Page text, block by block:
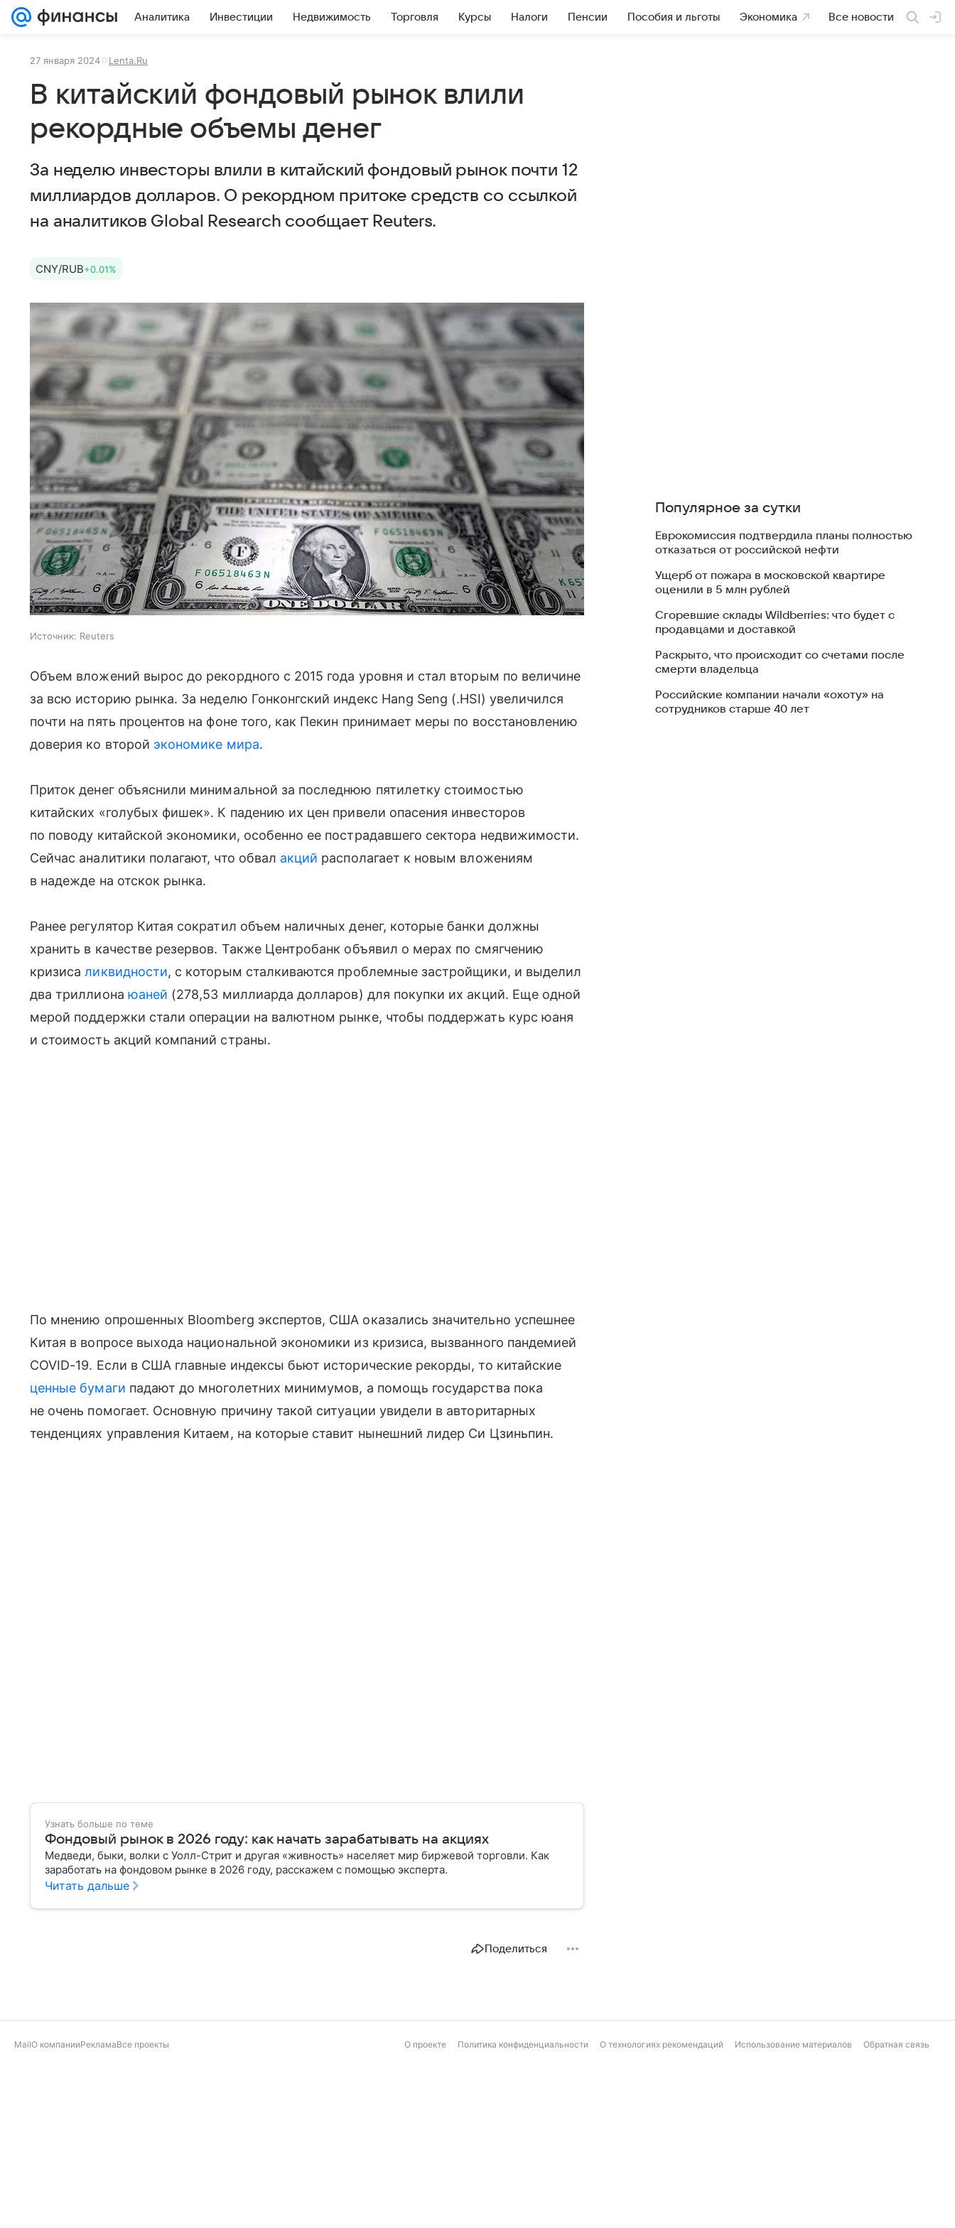
Аналитика Инвестиции Недвижимость Торговля Курсы Налоги Пенсии Пособия и льготы Экономика Все новости
27 января 2024 Lenta.Ru
В китайский фондовый рынок влили
рекордные объемы денег
За неделю инвесторы влили в китайский фондовый рынок почти 12
миллиардов долларов. О рекордном притоке средств со ссылкой
на аналитиков Global Research сообщает Reuters.
CNY/RUB+0.01%
Источник: Reuters
Объем вложений вырос до рекордного с 2015 года уровня и стал вторым по величине
за всю историю рынка. За неделю Гонконгский индекс Hang Seng (.HSI) увеличился
почти на пять процентов на фоне того, как Пекин принимает меры по восстановлению
доверия ко второй экономике мира.
Приток денег объяснили минимальной за последнюю пятилетку стоимостью
китайских «голубых фишек». К падению их цен привели опасения инвесторов
по поводу китайской экономики, особенно ее пострадавшего сектора недвижимости.
Сейчас аналитики полагают, что обвал акций располагает к новым вложениям
в надежде на отскок рынка.
Ранее регулятор Китая сократил объем наличных денег, которые банки должны
хранить в качестве резервов. Также Центробанк объявил о мерах по смягчению
кризисаликвидности, с которым сталкиваются проблемные застройщики, и выделил
два триллиона юаней (278,53 миллиарда долларов) для покупки их акций. Еще одной
мерой поддержки стали операции на валютном рынке, чтобы поддержать курс юаня
и стоимость акций компаний страны.
По мнению опрошенных Bloomberg экспертов, США оказались значительно успешнее
Китая в вопросе выхода национальной экономики из кризиса, вызванного пандемией
COVID-19. Если в США главные индексы бьют исторические рекорды, то китайские
ценные бумаги падают до многолетних минимумов, а помощь государства пока
не очень помогает. Основную причину такой ситуации увидели в авторитарных
тенденциях управления Китаем, на которые ставит нынешний лидер Си Цзиньпин.
Узнать больше по теме
Фондовый рынок в 2026 году: как начать зарабатывать на акциях
Медведи, быки, волки с Уолл-Стрит и другая «живность» населяет мир биржевой торговли. Как
заработать на фондовом рынке в 2026 году, расскажем с помощью эксперта.
Читать дальше
Поделиться
Популярное за сутки
Еврокомиссия подтвердила планы полностью
отказаться от российской нефти
Ущерб от пожара в московской квартире
оценили в 5 млн рублей
Сгоревшие склады Wildberries: что будет с
продавцами и доставкой
Раскрыто, что происходит со счетами после
смерти владельца
Российские компании начали «охоту» на
сотрудников старше 40 лет
MailО компанииРекламаВсе проекты О проекте Политика конфиденциальности О технологиях рекомендаций Использование материалов Обратная связь